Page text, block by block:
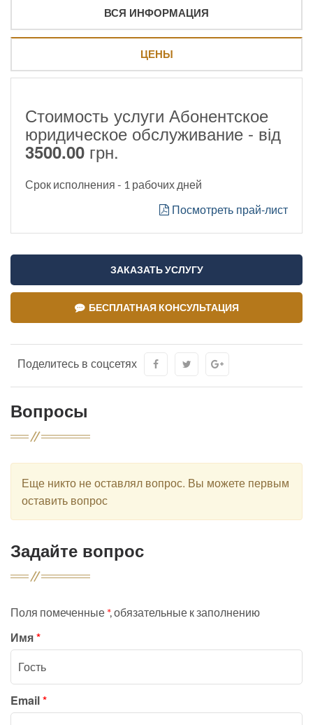
ВСЯ ИНФОРМАЦИЯ
ЦЕНЫ
Стоимость услуги Абонентское
юридическое обслуживание - від
3500.00 грн.
Срок исполнения - 1 рабочих дней
Посмотреть прай-лист
ЗАКАЗАТЬ УСЛУГУ
БЕСПЛАТНАЯ КОНСУЛЬТАЦИЯ
Поделитесь в соцсетях
Вопросы
Еще никто не оставлял вопрос. Вы можете первым
оставить вопрос
Задайте вопрос
Поля помеченные *, обязательные к заполнению
Имя*
Email*